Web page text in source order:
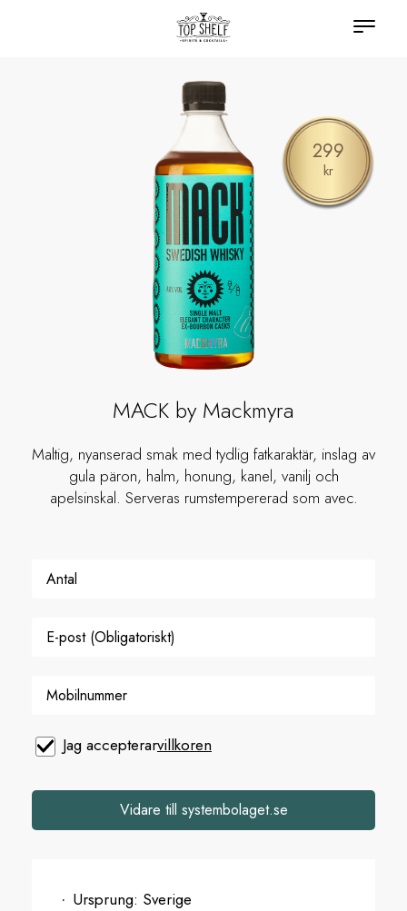
299
kr
Jag accepterarvillkoren
Vidare till systembolaget.se
MACK by Mackmyra
Maltig, nyanserad smak med tydlig fatkaraktär, inslag av
gula päron, halm, honung, kanel, vanilj och
apelsinskal. Serveras rumstempererad som avec.
Ursprung: Sverige